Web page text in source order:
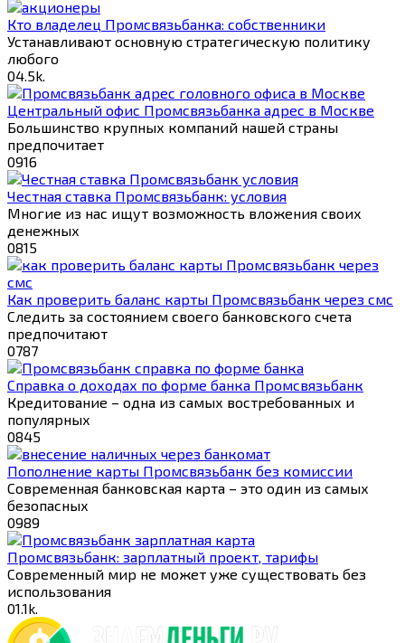
Кто владелец Промсвязьбанка: собственники
Устанавливают основную стратегическую политику
любого
04.5k.
Центральный офис Промсвязьбанка адрес в Москве
Большинство крупных компаний нашей страны
предпочитает
0916
Честная ставка Промсвязьбанк: условия
Многие из нас ищут возможность вложения своих
денежных
0815
Как проверить баланс карты Промсвязьбанк через смс
Следить за состоянием своего банковского счета
предпочитают
0787
Справка о доходах по форме банка Промсвязьбанк
Кредитование – одна из самых востребованных и
популярных
0845
Пополнение карты Промсвязьбанк без комиссии
Современная банковская карта – это один из самых
безопасных
0989
Промсвязьбанк: зарплатный проект, тарифы
Современный мир не может уже существовать без
использования
01.1k.